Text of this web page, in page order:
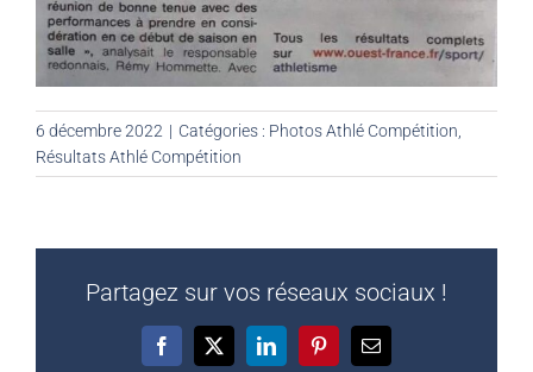
6 décembre 2022 | Catégories : Photos Athlé Compétition,
Résultats Athlé Compétition
Partagez sur vos réseaux sociaux !
Facebook
X LinkedInPinterestEmail